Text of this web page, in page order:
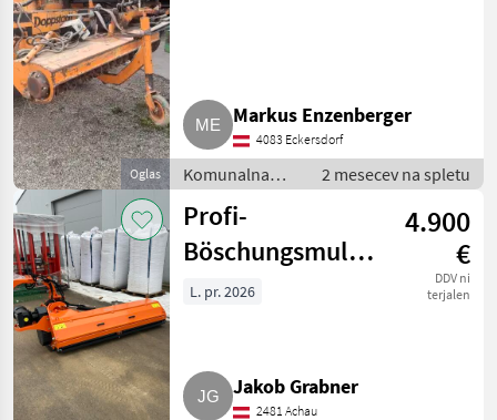
Oglas
Markus Enzenberger
4083 Eckersdorf
Komunalna
oprema /
Kosilnica za
brežine
2 mesecev na spletu
Profi-
Böschungsmulcher
2,40 m,
4.900
€
DDV ni
terjalen
L. pr. 2026
Jakob Grabner
2481 Achau